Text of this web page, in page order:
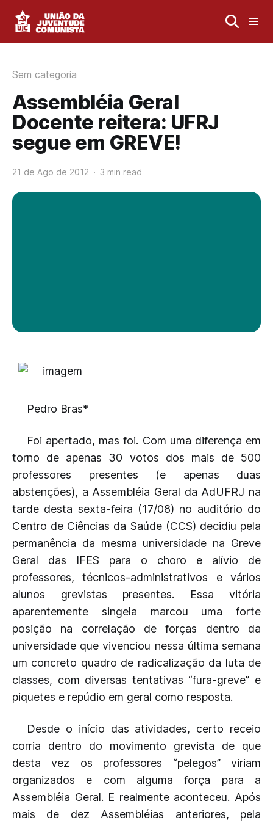
Sem categoria
Assembléia Geral
Docente reitera: UFRJ
segue em GREVE!
21 de Ago de 2012 3 min read
Pedro Bras*
Foi apertado, mas foi. Com uma diferença em
torno de apenas 30 votos dos mais de 500
professores presentes (e apenas duas
abstenções), a Assembléia Geral da AdUFRJ na
tarde desta sexta-feira (17/08) no auditório do
Centro de Ciências da Saúde (CCS) decidiu pela
permanência da mesma universidade na Greve
Geral das IFES para o choro e alívio de
professores, técnicos-administrativos e vários
alunos grevistas presentes. Essa vitória
aparentemente singela marcou uma forte
posição na correlação de forças dentro da
universidade que vivenciou nessa última semana
um concreto quadro de radicalização da luta de
classes, com diversas tentativas “fura-greve” e
piquetes e repúdio em geral como resposta.
Desde o início das atividades, certo receio
corria dentro do movimento grevista de que
desta vez os professores “pelegos” viriam
organizados e com alguma força para a
Assembléia Geral. E realmente aconteceu. Após
mais de dez Assembléias anteriores, pela